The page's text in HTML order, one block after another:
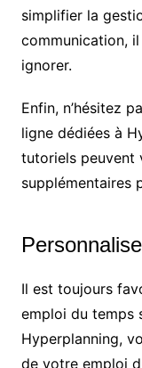
simplifier la
communication,
ignorer.
Enfin, n’hésitez
ligne dédiées à
tutoriels peuvent
supplémentaires
Il est toujours
emploi du temps
Hyperplanning,
de votre emploi